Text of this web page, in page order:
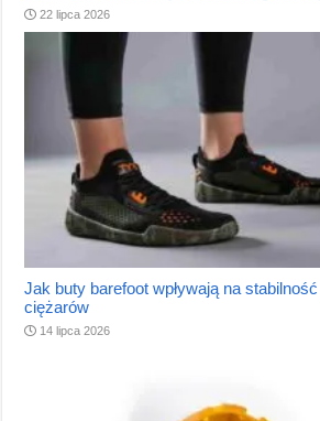
22 lipca 2026
Jak buty barefoot wpływają na
ciężarów
14 lipca 2026